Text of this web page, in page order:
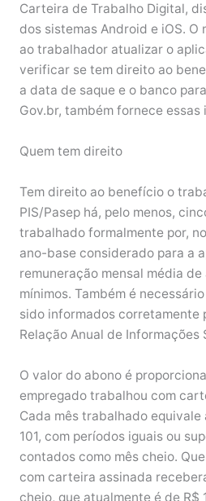
Carteira de Trabalho Digital,
dos sistemas Android e iOS. O
ao trabalhador atualizar o
verificar se tem direito ao
a data de saque e o banco
Gov.br, também fornece essas
Quem tem direito
Tem direito ao benefício o
PIS/Pasep há, pelo menos,
trabalhado formalmente por,
ano-base considerado para a
remuneração mensal média
mínimos. Também é
sido informados corretamente
Relação Anual de Informações
O valor do abono é
empregado trabalhou com
Cada mês trabalhado equivale
101, com períodos iguais ou
contados como mês cheio.
com carteira assinada
cheio, que atualmente é de R$